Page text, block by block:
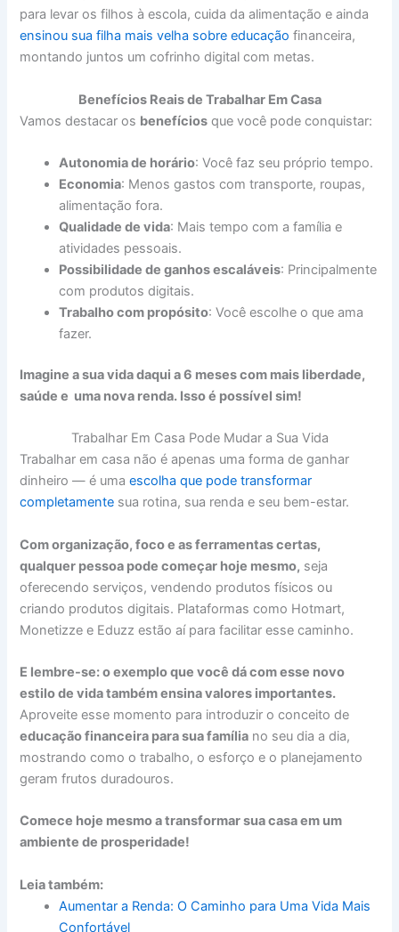
para levar os filhos à escola, cuida da alimentação e ainda
ensinou sua filha mais velha sobre educação financeira,
montando juntos um cofrinho digital com metas.
Benefícios Reais de Trabalhar Em Casa
Vamos destacar os benefícios que você pode conquistar:
Autonomia de horário: Você faz seu próprio tempo.
Economia: Menos gastos com transporte, roupas,
alimentação fora.
Qualidade de vida: Mais tempo com a família e
atividades pessoais.
Possibilidade de ganhos escaláveis: Principalmente
com produtos digitais.
Trabalho com propósito: Você escolhe o que ama
fazer.
Imagine a sua vida daqui a 6 meses com mais liberdade,
saúde e uma nova renda. Isso é possível sim!
Trabalhar Em Casa Pode Mudar a Sua Vida
Trabalhar em casa não é apenas uma forma de ganhar
dinheiro — é umaescolha que pode transformar
completamente sua rotina, sua renda e seu bem-estar.
Com organização, foco e as ferramentas certas,
qualquer pessoa pode começar hoje mesmo, seja
oferecendo serviços, vendendo produtos físicos ou
criando produtos digitais. Plataformas como Hotmart,
Monetizze e Eduzz estão aí para facilitar esse caminho.
E lembre-se: o exemplo que você dá com esse novo
estilo de vida também ensina valores importantes.
Aproveite esse momento para introduzir o conceito de
educação financeira para sua família no seu dia a dia,
mostrando como o trabalho, o esforço e o planejamento
geram frutos duradouros.
Comece hoje mesmo a transformar sua casa em um
ambiente de prosperidade!
Leia também:
Aumentar a Renda: O Caminho para Uma Vida Mais
Confortável